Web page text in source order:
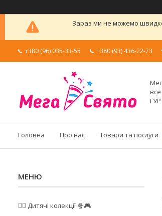
Зараз ми не можемо
+380 (96) 035-33-55 +380 (93) 436-22-73
Головна Про нас Товари та послуги
🦸‍♂️ Дитячі колекції 🍿🎮